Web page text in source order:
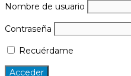
Nombre de usuario
Contraseña
Recuérdame